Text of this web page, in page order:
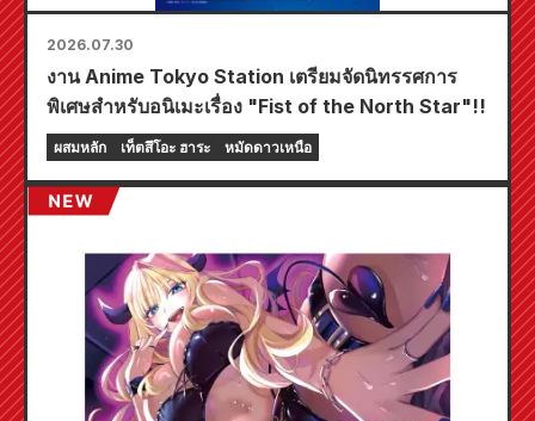
2026.07.30
งาน Anime Tokyo Station เตรียมจัดนิทรรศการ
พิเศษสำหรับอนิเมะเรื่อง "Fist of the North Star"!!
ผสมหลัก เท็ตสึโอะ ฮาระ หมัดดาวเหนือ